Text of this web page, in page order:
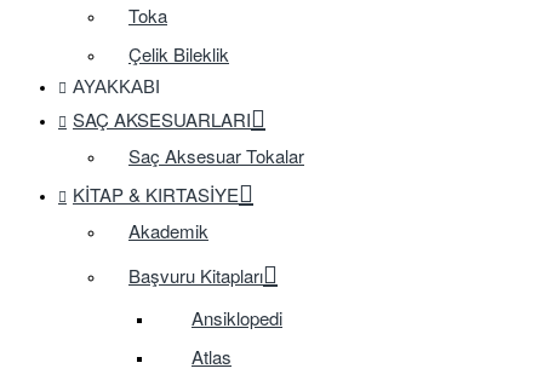
Toka
Çelik Bileklik
AYAKKABI
SAÇ AKSESUARLARI
Saç Aksesuar Tokalar
KITAP & KIRTASIYE
Akademik
Başvuru Kitapları
Ansiklopedi
Atlas